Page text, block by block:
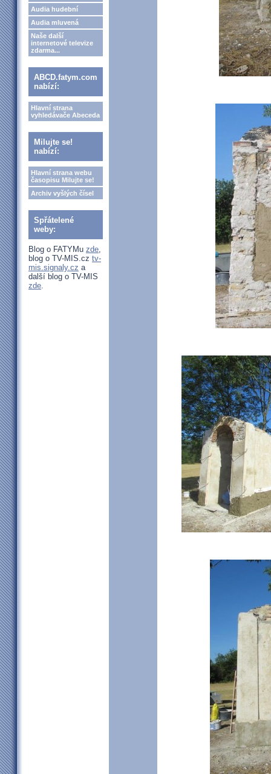
Audia hudební
Audia mluvená
Naše další
internetové televize
zdarma...
ABCD.fatym.com
nabízí:
Hlavní strana
vyhledávače Abeceda
Milujte se!
nabízí:
Hlavní strana webu
časopisu Milujte se!
Archiv vyšlých čísel
Spřátelené
weby:
Blog o FATYMu zde,
blog o TV-MIS.cz tv-
mis.signaly.cz a
další blog o TV-MIS
zde.